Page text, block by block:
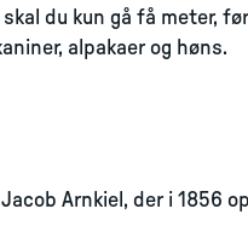
du kun gå få meter,
alpakaer og høns.
Arnkiel, der i 1856